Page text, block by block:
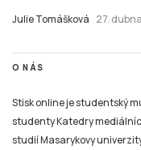
Julie Tomášková 27.
O NÁS
Stisk online je studentský
studenty Katedry
studií Masarykovy